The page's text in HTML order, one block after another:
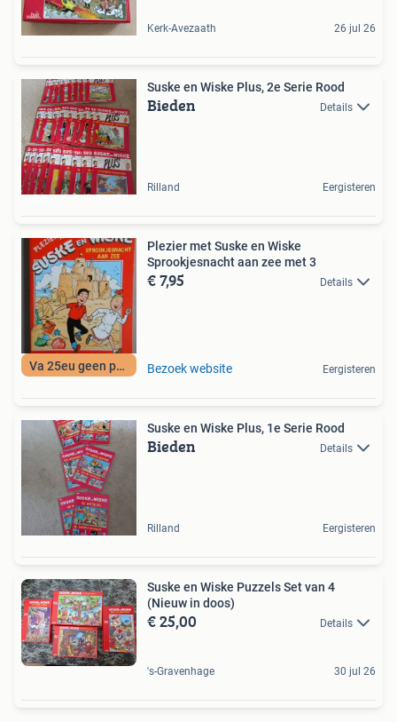
Kerk-Avezaath 26 jul 26
Suske en Wiske Plus, 2e Serie Rood
Bieden Details
Rilland Eergisteren
Va 25eu geen porto
Plezier met Suske en Wiske
Sprookjesnacht aan zee met 3
€ 7,95 Details
Bezoek website Eergisteren
Suske en Wiske Plus, 1e Serie Rood
Bieden Details
Rilland Eergisteren
Suske en Wiske Puzzels Set van 4
(Nieuw in doos)
€ 25,00 Details
's-Gravenhage 30 jul 26